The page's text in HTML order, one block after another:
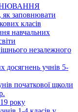
як заповнювати
класів
навчальних
незалежного
досягнень учнів 5-
початкової щколи
року